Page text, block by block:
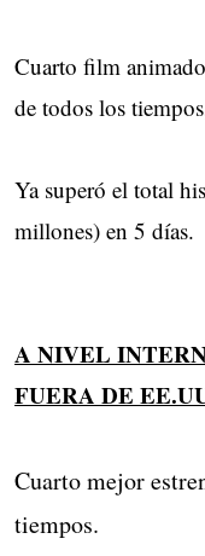
Cuarto film
de todos los
Ya superó el total
millones) en 5 días.
A NIVEL
FUERA DE
Cuarto mejor
tiempos.